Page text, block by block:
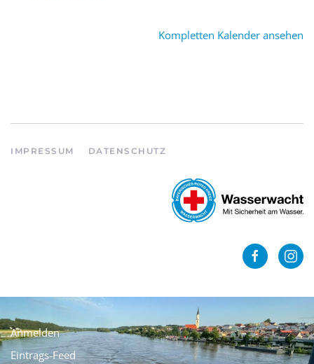
Kompletten Kalender ansehen
IMPRESSUM DATENSCHUTZ
Anmelden
Eintrags-Feed